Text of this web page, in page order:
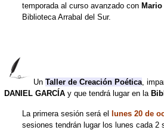
temporada al curso avanzado con Mario
Biblioteca Arrabal del Sur.
Un Taller de Creación Poética,
DANIEL GARCÍAy que tendrá lugar en la
La primera sesión será el lunes 20 de
sesiones tendrán lugar los lunes cada 2